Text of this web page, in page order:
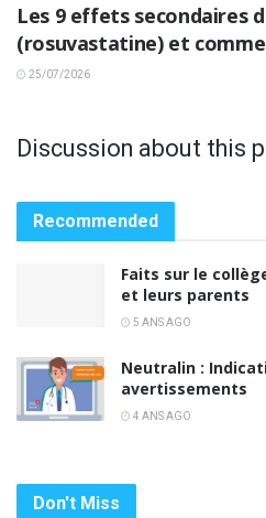
Les 9 effets secondaires
(rosuvastatine) et
25/07/2026
Discussion about this
Recommended
Faits sur le
et leurs parents
5 ANS AGO
Neutralin :
avertissements
4 ANS AGO
Don't Miss